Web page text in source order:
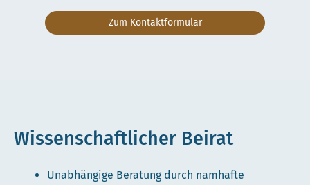
Zum Kontaktformular
Wissenschaftlicher Beirat
Unabhängige Beratung durch namhafte